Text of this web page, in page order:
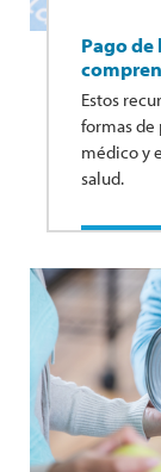
Pago
Estos
formas de
médico y
salud.